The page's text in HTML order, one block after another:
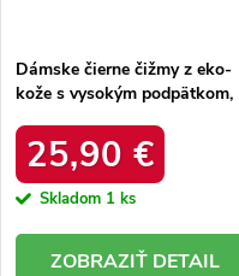
Dámske čierne čižmy z eko-
kože s vysokým podpätkom,
25,90 €
Skladom 1 ks
DETAIL